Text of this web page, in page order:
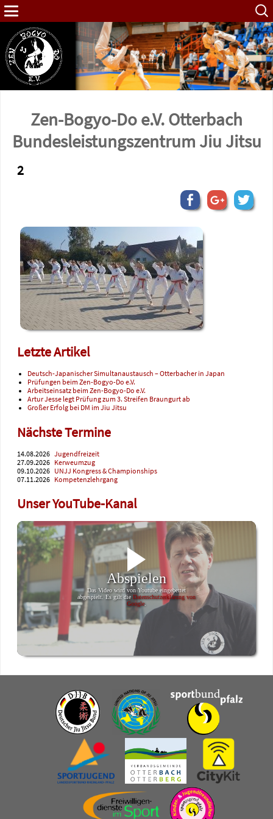
Suche
nach:
Zen-Bogyo-Do e.V. Otterbach
Bundes­leistungs­zentrum Jiu Jitsu
2
Letzte Artikel
Deutsch-Japanischer Simultanaustausch – Otterbacher in Japan
Prüfungen beim Zen-Bogyo-Do e.V.
Arbeitseinsatz beim Zen-Bogyo-Do e.V.
Artur Jesse legt Prüfung zum 3. Streifen Braungurt ab
Großer Erfolg bei DM im Jiu Jitsu
Nächste Termine
14.08.2026 Jugendfreizeit
27.09.2026 Kerweumzug
09.10.2026 UNJJ Kongress & Championships
07.11.2026 Kompetenzlehrgang
Unser YouTube-Kanal